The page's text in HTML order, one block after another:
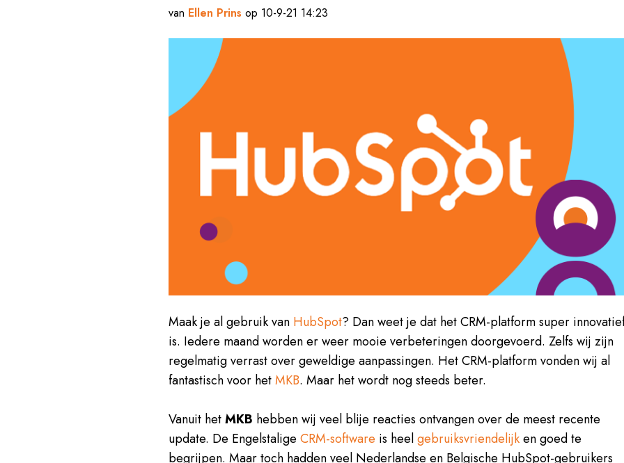
van Ellen Prins op 10-9-21 14:23
Maak je al gebruik van HubSpot? Dan weet je dat het CRM-platform super
is. Iedere maand worden er weer mooie verbeteringen doorgevoerd. Zelfs wij zijn
regelmatig verrast over geweldige aanpassingen. Het CRM-platform vonden wij al
fantastisch voor hetMKB. Maar het wordt nog steeds beter.
Vanuit hetMKB hebben wij veel blije reacties ontvangen over de meest recente
update. De EngelstaligeCRM-software is heelgebruiksvriendelijken goed te
begrijpen. Maar toch hadden veel Nederlandse en Belgische HubSpot-gebruikers